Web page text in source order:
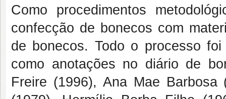
Como procedimentos
confecção de bonecos com
de bonecos. Todo o processo
como anotações no diário de
Freire (1996), Ana Mae Barbosa